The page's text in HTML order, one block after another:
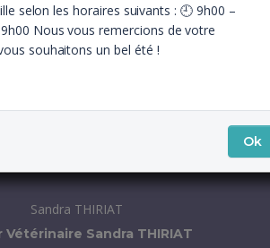
Allison GARCINI
selon les horaires suivants : 🕘 9h00 –
Nous vous remercions de votre
souhaitons un bel été !
Ok